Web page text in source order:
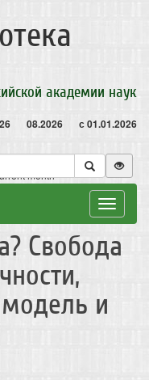
академии наук
08.2026 с 01.01.2026
month
Toggle
Свобода
и